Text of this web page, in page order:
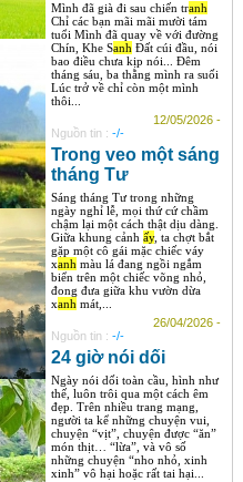
Mình đã già đi sau chiến tranh
Chỉ các bạn mãi mãi mười tám
tuổi Mình đã quay về với đường
Chín, Khe SanhĐất cúi đầu, nói
bao điều chưa kịp nói... Đêm
tháng sáu, ba thằng mình ra suối
Lúc trở về chỉ còn một mình
thôi...
12/05/2026 -
Nguồn tin : -/-
Trong veo một sáng
tháng Tư
Sáng tháng Tư trong những
ngày nghỉ lễ, mọi thứ cứ chầm
chậm lại một cách thật dịu dàng.
Giữa khung cảnh ấy, ta chợt bắt
gặp một cô gái mặc chiếc váy
xanhmàu lá đang ngồi ngắm
biển trên một chiếc võng nhỏ,
đong đưa giữa khu vườn dừa
xanhmát,...
26/04/2026 -
Nguồn tin : -/-
24 giờ nói dối
Ngày nói dối toàn cầu, hình như
thế, luôn trôi qua một cách êm
đẹp. Trên nhiều trang mạng,
người ta kể những chuyện vui,
chuyện “vịt”, chuyện được “ăn”
món thịt… “lừa”, và vô số
những chuyện “nho nhỏ, xinh
xinh” vô hại hoặc rất tai hại...